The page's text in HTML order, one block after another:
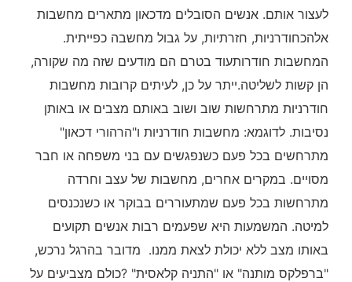
לעצור אותם. אנשים הסובלים מדכאון מתארים מחשבות
אלהכחודרניות, חזרתיות, על גבול מחשבה כפייתית.
המחשבות חודרותעוד בטרם הם מודעים שזה מה שקורה,
הן קשות לשליטה.ייתר על כן, לעיתים קרובות מחשבות
חודרניות מתרחשות שוב ושוב באותם מצבים או באותן
נסיבות. לדוגמא: מחשבות חודרניות ו"הרהורי דכאון"
מתרחשים בכל פעם כשנפגשים עם בני משפחה או חבר
מסויים. במקרים אחרים, מחשבות של עצב וחרדה
מתרחשות בכל פעם שמתעוררים בבוקר או כשנכנסים
למיטה. המשמעות היא שפעמים רבות אנשים תקועים
באותו מצב ללא יכולת לצאת ממנו. מדובר בהרגל נרכש,
"ברפלקס מותנה" או "התניה קלאסית" ?כולם מצביעים על